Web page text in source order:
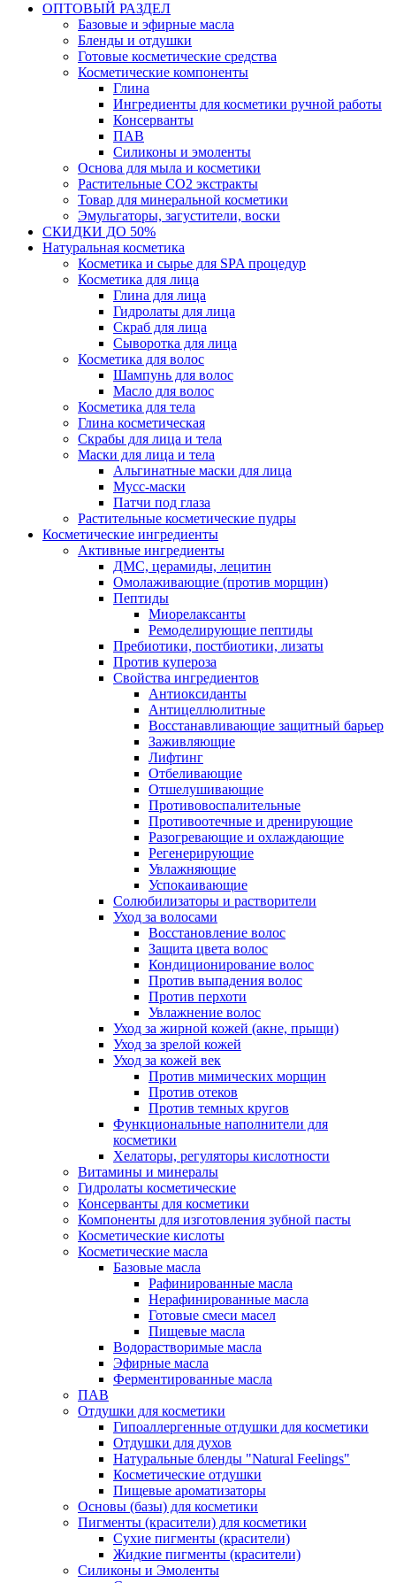
ОПТОВЫЙ РАЗДЕЛ
Базовые и эфирные масла
Бленды и отдушки
Готовые косметические средства
Косметические компоненты
Глина
Ингредиенты для косметики ручной работы
Консерванты
ПАВ
Силиконы и эмоленты
Основа для мыла и косметики
Растительные СО2 экстракты
Товар для минеральной косметики
Эмульгаторы, загустители, воски
СКИДКИ ДО 50%
Натуральная косметика
Косметика и сырье для SPA процедур
Косметика для лица
Глина для лица
Гидролаты для лица
Скраб для лица
Сыворотка для лица
Косметика для волос
Шампунь для волос
Масло для волос
Косметика для тела
Глина косметическая
Скрабы для лица и тела
Маски для лица и тела
Альгинатные маски для лица
Мусс-маски
Патчи под глаза
Растительные косметические пудры
Косметические ингредиенты
Активные ингредиенты
ДМС, церамиды, лецитин
Омолаживающие (против морщин)
Пептиды
Миорелаксанты
Ремоделирующие пептиды
Пребиотики, постбиотики, лизаты
Против купероза
Свойства ингредиентов
Антиоксиданты
Антицеллюлитные
Восстанавливающие защитный барьер
Заживляющие
Лифтинг
Отбеливающие
Отшелушивающие
Противовоспалительные
Противоотечные и дренирующие
Разогревающие и охлаждающие
Регенерирующие
Увлажняющие
Успокаивающие
Солюбилизаторы и растворители
Уход за волосами
Восстановление волос
Защита цвета волос
Кондиционирование волос
Против выпадения волос
Против перхоти
Увлажнение волос
Уход за жирной кожей (акне, прыщи)
Уход за зрелой кожей
Уход за кожей век
Против мимических морщин
Против отеков
Против темных кругов
Функциональные наполнители для
косметики
Хелаторы, регуляторы кислотности
Витамины и минералы
Гидролаты косметические
Консерванты для косметики
Компоненты для изготовления зубной пасты
Косметические кислоты
Косметические масла
Базовые масла
Рафинированные масла
Нерафинированные масла
Готовые смеси масел
Пищевые масла
Водорастворимые масла
Эфирные масла
Ферментированные масла
ПАВ
Отдушки для косметики
Гипоаллергенные отдушки для косметики
Отдушки для духов
Натуральные бленды "Natural Feelings"
Косметические отдушки
Пищевые ароматизаторы
Основы (базы) для косметики
Пигменты (красители) для косметики
Сухие пигменты (красители)
Жидкие пигменты (красители)
Силиконы и Эмоленты